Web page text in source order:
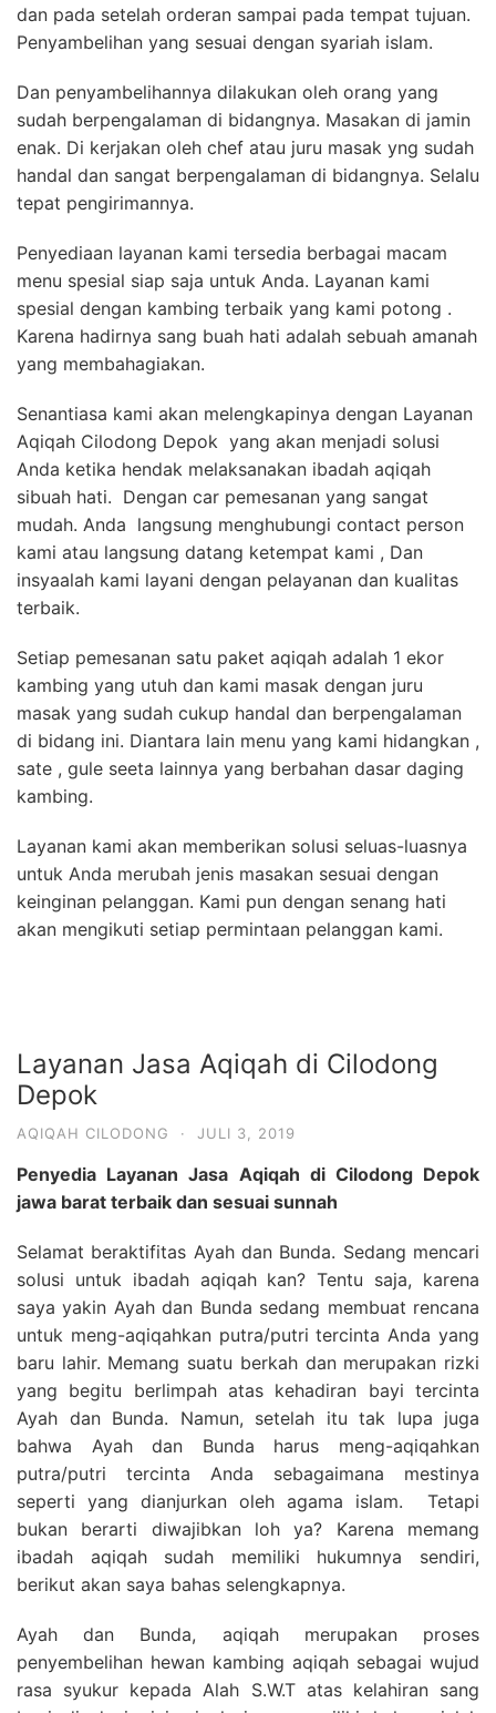
dan pada setelah orderan sampai pada tempat tujuan.
Penyambelihan yang sesuai dengan syariah islam.
Dan penyambelihannya dilakukan oleh orang yang
sudah berpengalaman di bidangnya. Masakan di jamin
enak. Di kerjakan oleh chef atau juru masak yng sudah
handal dan sangat berpengalaman di bidangnya. Selalu
tepat pengirimannya.
Penyediaan layanan kami tersedia berbagai macam
menu spesial siap saja untuk Anda. Layanan kami
spesial dengan kambing terbaik yang kami potong .
Karena hadirnya sang buah hati adalah sebuah amanah
yang membahagiakan.
Senantiasa kami akan melengkapinya dengan Layanan
Aqiqah Cilodong Depok yang akan menjadi solusi
Anda ketika hendak melaksanakan ibadah aqiqah
sibuah hati. Dengan car pemesanan yang sangat
mudah. Anda langsung menghubungi contact person
kami atau langsung datang ketempat kami , Dan
insyaalah kami layani dengan pelayanan dan kualitas
terbaik.
Setiap pemesanan satu paket aqiqah adalah 1 ekor
kambing yang utuh dan kami masak dengan juru
masak yang sudah cukup handal dan berpengalaman
di bidang ini. Diantara lain menu yang kami hidangkan ,
sate , gule seeta lainnya yang berbahan dasar daging
kambing.
Layanan kami akan memberikan solusi seluas-luasnya
untuk Anda merubah jenis masakan sesuai dengan
keinginan pelanggan. Kami pun dengan senang hati
akan mengikuti setiap permintaan pelanggan kami.
Layanan Jasa Aqiqah di Cilodong
Depok
AQIQAH CILODONG · JULI 3, 2019
Penyedia Layanan Jasa Aqiqah di Cilodong Depok
jawa barat terbaik dan sesuai sunnah
Selamat beraktifitas Ayah dan Bunda. Sedang mencari
solusi untuk ibadah aqiqah kan? Tentu saja, karena
saya yakin Ayah dan Bunda sedang membuat rencana
untuk meng-aqiqahkan putra/putri tercinta Anda yang
baru lahir. Memang suatu berkah dan merupakan rizki
yang begitu berlimpah atas kehadiran bayi tercinta
Ayah dan Bunda. Namun, setelah itu tak lupa juga
bahwa Ayah dan Bunda harus meng-aqiqahkan
putra/putri tercinta Anda sebagaimana mestinya
seperti yang dianjurkan oleh agama islam. Tetapi
bukan berarti diwajibkan loh ya? Karena memang
ibadah aqiqah sudah memiliki hukumnya sendiri,
berikut akan saya bahas selengkapnya.
Ayah dan Bunda, aqiqah merupakan proses
penyembelihan hewan kambing aqiqah sebagai wujud
rasa syukur kepada Alah S.W.T atas kelahiran sang